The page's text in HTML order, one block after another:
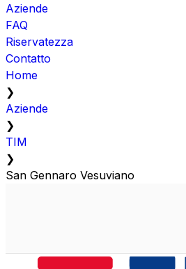
Aziende
FAQ
Riservatezza
Contatto
Home
❯
Aziende
❯
TIM
❯
San Gennaro Vesuviano